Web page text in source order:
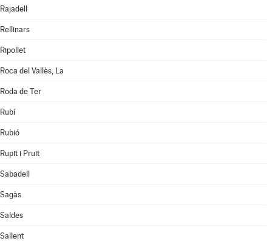
Rajadell
Rellinars
Ripollet
Roca del Vallès, La
Roda de Ter
Rubí
Rubió
Rupit i Pruit
Sabadell
Sagàs
Saldes
Sallent